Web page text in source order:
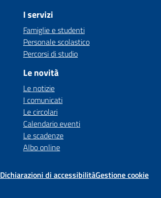
I servizi
Famiglie e studenti
Personale scolastico
Percorsi di studio
Le novità
Le notizie
I comunicati
Le circolari
Calendario eventi
Le scadenze
Albo online
Dichiarazioni di accessibilitàGestione cookie